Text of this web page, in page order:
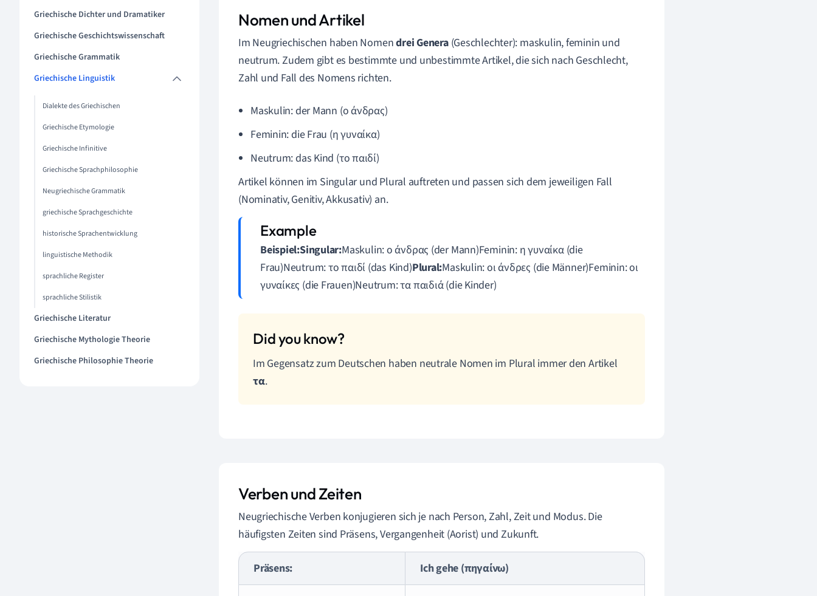
Griechische Dichter und Dramatiker
Griechische Geschichtswissenschaft
Griechische Grammatik
Griechische Linguistik
Dialekte des Griechischen
Griechische Etymologie
Griechische Infinitive
Griechische Sprachphilosophie
Neugriechische Grammatik
griechische Sprachgeschichte
historische Sprachentwicklung
linguistische Methodik
sprachliche Register
sprachliche Stilistik
Griechische Literatur
Griechische Mythologie Theorie
Griechische Philosophie Theorie
Nomen und Artikel
Im Neugriechischen haben Nomendrei Genera(Geschlechter): maskulin, feminin und
neutrum. Zudem gibt es bestimmte und unbestimmte Artikel, die sich nach Geschlecht,
Zahl und Fall des Nomens richten.
Maskulin: der Mann (ο άνδρας)
Feminin: die Frau (η γυναίκα)
Neutrum: das Kind (το παιδί)
Artikel können im Singular und Plural auftreten und passen sich dem jeweiligen Fall
(Nominativ, Genitiv, Akkusativ) an.
Beispiel:Singular:Maskulin: ο άνδρας (der Mann)Feminin: η γυναίκα (die
Frau)Neutrum: το παιδί (das Kind)Plural:Maskulin: οι άνδρες (die Männer)Feminin: οι
γυναίκες (die Frauen)Neutrum: τα παιδιά (die Kinder)
Im Gegensatz zum Deutschen haben neutrale Nomen im Plural immer den Artikel
τα.
Verben und Zeiten
Neugriechische Verben konjugieren sich je nach Person, Zahl, Zeit und Modus. Die
häufigsten Zeiten sind Präsens, Vergangenheit (Aorist) und Zukunft.
Präsens: Ich gehe (πηγαίνω)